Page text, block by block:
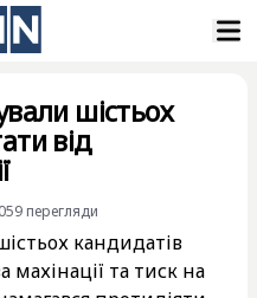
шістьох
від
перегляди
кандидатів
махінації та тиск на